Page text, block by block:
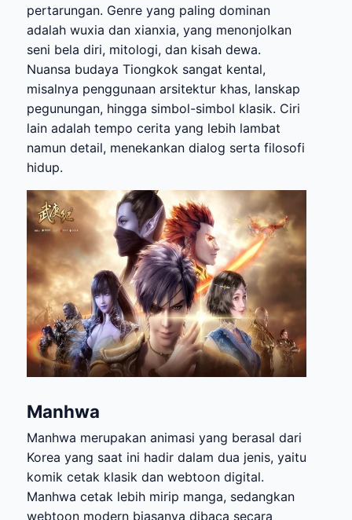
pertarungan. Genre yang paling dominan
adalah wuxia dan xianxia, yang menonjolkan
seni bela diri, mitologi, dan kisah dewa.
Nuansa budaya Tiongkok sangat kental,
misalnya penggunaan arsitektur khas, lanskap
pegunungan, hingga simbol-simbol klasik. Ciri
lain adalah tempo cerita yang lebih lambat
namun detail, menekankan dialog serta filosofi
hidup.
Manhwa
Manhwa merupakan animasi yang berasal dari
Korea yang saat ini hadir dalam dua jenis, yaitu
komik cetak klasik dan webtoon digital.
Manhwa cetak lebih mirip manga, sedangkan
webtoon modern biasanya dibaca secara